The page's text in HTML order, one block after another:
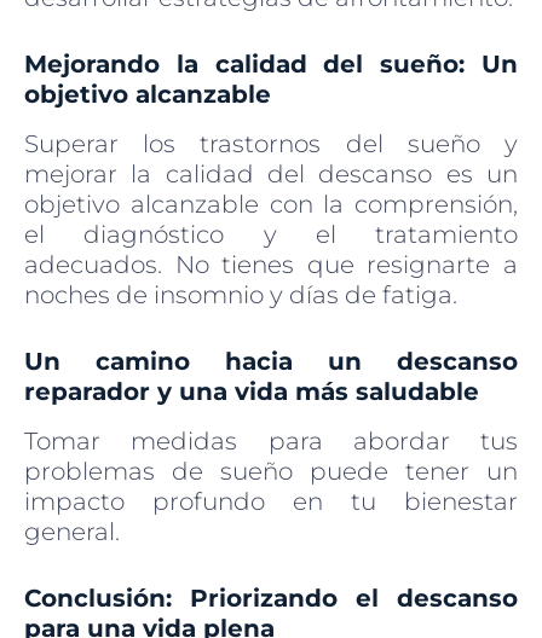
Mejorando la calidad del sueño: Un
objetivo alcanzable
Superar los trastornos del sueño y
mejorar la calidad del descanso es un
objetivo alcanzable con la comprensión,
el diagnóstico y el tratamiento
adecuados. No tienes que resignarte a
noches de insomnio y días de fatiga.
Un camino hacia un descanso
reparador y una vida más saludable
Tomar medidas para abordar tus
problemas de sueño puede tener un
impacto profundo en tu bienestar
general.
Conclusión: Priorizando el descanso
para una vida plena